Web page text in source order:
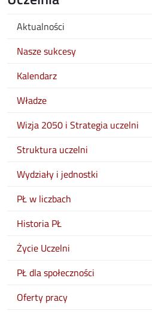
Aktualności
Nasze sukcesy
Kalendarz
Władze
Wizja 2050 i Strategia uczelni
Struktura uczelni
Wydziały i jednostki
PŁ w liczbach
Historia PŁ
Życie Uczelni
PŁ dla społeczności
Oferty pracy